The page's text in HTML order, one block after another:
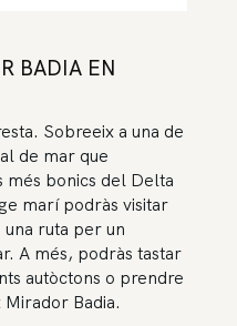
BADIA EN
Sobreeix a una de
de mar que
més bonics del Delta
marí podràs visitar
ruta per un
A més, podràs tastar
autòctons o prendre
Badia.